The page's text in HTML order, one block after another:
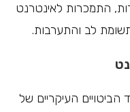
התמכרות לאינטרנט
לב והתערבות.
הביטויים העיקריים של